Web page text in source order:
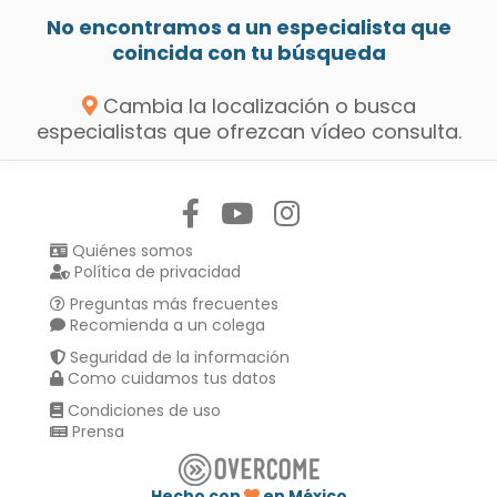
No encontramos a un especialista que
coincida con tu búsqueda
Cambia la localización o busca
especialistas que ofrezcan vídeo consulta.
Quiénes somos
Política de privacidad
Preguntas más frecuentes
Recomienda a un colega
Seguridad de la información
Como cuidamos tus datos
Condiciones de uso
Prensa